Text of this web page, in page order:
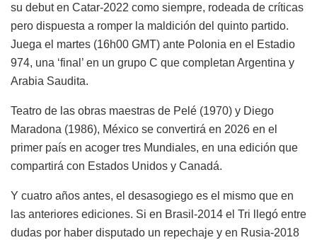
su debut en Catar-2022 como siempre, rodeada de críticas
pero dispuesta a romper la maldición del quinto partido.
Juega el martes (16h00 GMT) ante Polonia en el Estadio
974, una ‘final’ en un grupo C que completan Argentina y
Arabia Saudita.
Teatro de las obras maestras de Pelé (1970) y Diego
Maradona (1986), México se convertirá en 2026 en el
primer país en acoger tres Mundiales, en una edición que
compartirá con Estados Unidos y Canadá.
Y cuatro años antes, el desasogiego es el mismo que en
las anteriores ediciones. Si en Brasil-2014 el Tri llegó entre
dudas por haber disputado un repechaje y en Rusia-2018